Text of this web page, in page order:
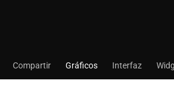
Compartir Gráficos Interfaz